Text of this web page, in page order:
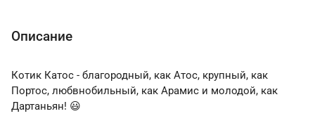
Описание
Котик Катос - благородный, как Атос, крупный, как
Портос, любвнобильный, как Арамис и молодой, как
Дартаньян! 😃